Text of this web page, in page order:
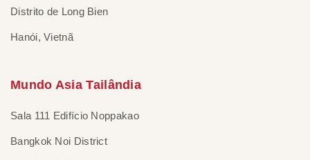
Distrito de Long Bien
Hanói, Vietnã
Mundo Asia Tailândia
Sala 111 Edifício Noppakao
Bangkok Noi District